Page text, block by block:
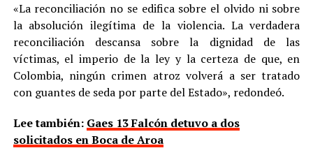
«La reconciliación no se edifica sobre el olvido ni sobre
la absolución ilegítima de la violencia. La verdadera
reconciliación descansa sobre la dignidad de las
víctimas, el imperio de la ley y la certeza de que, en
Colombia, ningún crimen atroz volverá a ser tratado
con guantes de seda por parte del Estado», redondeó.
Lee también: Gaes 13 Falcón detuvo a dos
solicitados en Boca de Aroa